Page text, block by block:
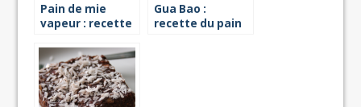
Pain de mie
vapeur : recette
Gua Bao :
recette du pain